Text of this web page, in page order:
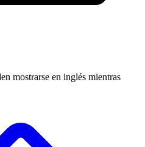
mostrarse en inglés mientras